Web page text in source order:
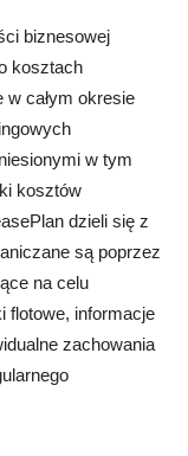
biznesowej
kosztach
całym okresie
w tym
kosztów
dzieli się z
są poprzez
na celu
flotowe, informacje
zachowania